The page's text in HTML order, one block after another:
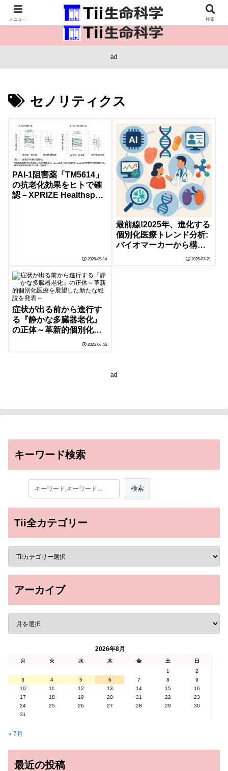
医療保健・生命・生物の情報インフラ。
ad
セノリティクス
PAI-1阻害薬「TM5614」
の抗老化効果をヒトで確
認－XPRIZE Healthspan
2026-05-14
最前線!2025年、進化する
個別化医療トレンド分析:
バイオマーカーから構造
2025-07-21
症状が出る前から進行す
る『静かな多臓器老化』
の正体～革新的個別化医
を発表～
2025-06-16
ad
キーワード検索
Tii全カテゴリー
アーカイブ
2026年8月
月 火 水 木 金 土
日
1
2
3
4 5 6 7 8
9
10
11 12 13 14 15
16
17
18 19 20 21 22
23
24
25 26 27 28 29
30
31
« 7月
最近の投稿
メニュー 検索